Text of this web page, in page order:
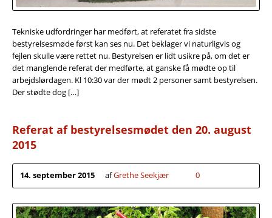
Tekniske udfordringer har medført, at referatet fra sidste
bestyrelsesmøde først kan ses nu. Det beklager vi naturligvis og
fejlen skulle være rettet nu. Bestyrelsen er lidt usikre på, om det er
det manglende referat der medførte, at ganske få mødte op til
arbejdslørdagen. Kl 10:30 var der mødt 2 personer samt bestyrelsen.
Der stødte dog […]
Referat af bestyrelsesmødet den 20. august
2015
14. september 2015 afGrethe Seekjær 0